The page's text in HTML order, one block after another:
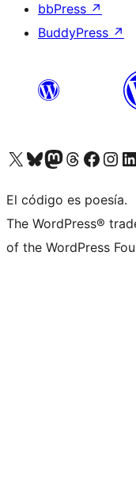
bbPress ↗
BuddyPress ↗
Visita nuestra cuenta de X (anteriormente Twitter)
Visita nuestra cuenta de Bluesky
Visita nuestra cuenta de Mastodon
Visita nuestra cuenta de Threads
Visita nuestra
Visita
El código es poesía.
The WordPress®
of the WordPress